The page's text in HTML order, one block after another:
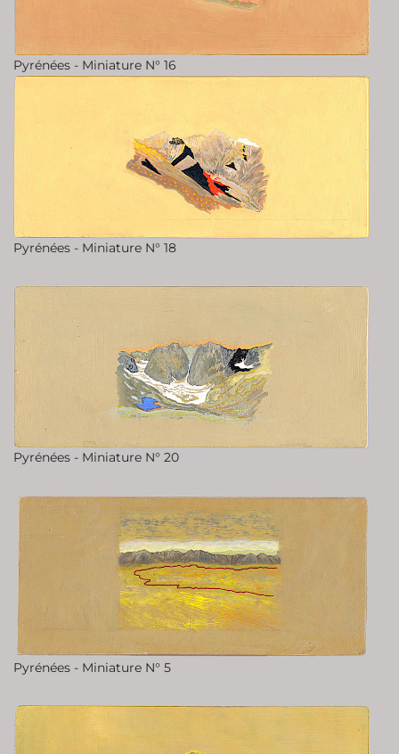
Pyrénées - Miniature N° 16
Pyrénées - Miniature N° 18
Pyrénées - Miniature N° 20
Pyrénées - Miniature N° 5